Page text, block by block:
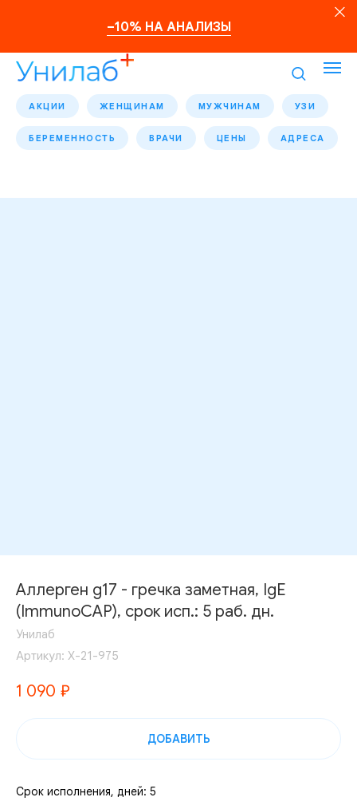
–10% НА АНАЛИЗЫ
АКЦИИ ЖЕНЩИНАМ МУЖЧИНАМ УЗИ
БЕРЕМЕННОСТЬ ВРАЧИ ЦЕНЫ АДРЕСА
Аллерген g17 - гречка заметная, IgE
(ImmunoCAP), срок исп.: 5 раб. дн.
Унилаб
Артикул: Х-21-975
1 090 ₽
ДОБАВИТЬ
Срок исполнения, дней: 5